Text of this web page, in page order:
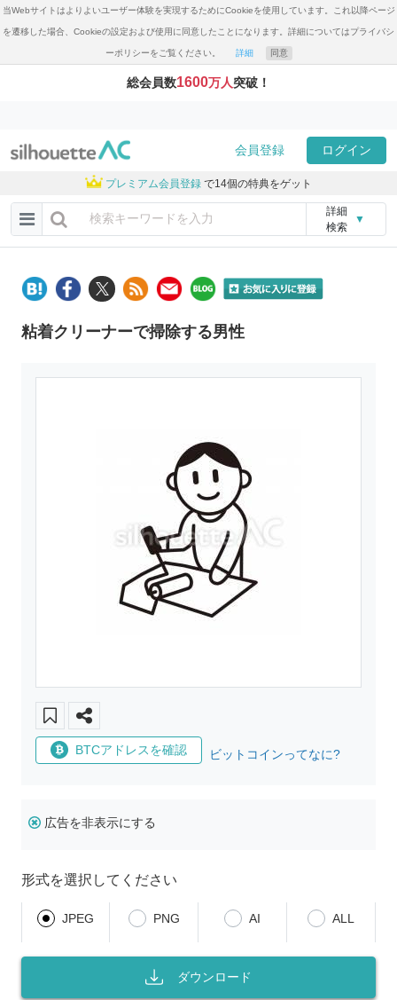
当Webサイトはよりよいユーザー体験を実現するためにCookieを使用しています。これ以降ページ
を遷移した場合、Cookieの設定および使用に同意したことになります。詳細についてはプライバシ
ーポリシーをご覧ください。 詳細 同意
総会員数1600万人突破！
会員登録 ログイン
プレミアム会員登録 で14個の特典をゲット
詳細
検索
▼
粘着クリーナーで掃除する男性
BTCアドレスを確認 ビットコインってなに?
広告を非表示にする
形式を選択してください
JPEG PNG AI ALL
ダウンロード